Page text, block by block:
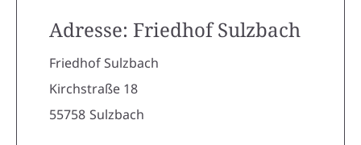
Adresse: Friedhof Sulzbach
Friedhof Sulzbach
Kirchstraße 18
55758 Sulzbach